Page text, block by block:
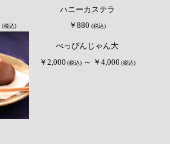
(税込)
ハニーカステラ
￥880 (税込)
べっぴんじゃん大
￥2,000 (税込)～ ￥4,000 (税込)